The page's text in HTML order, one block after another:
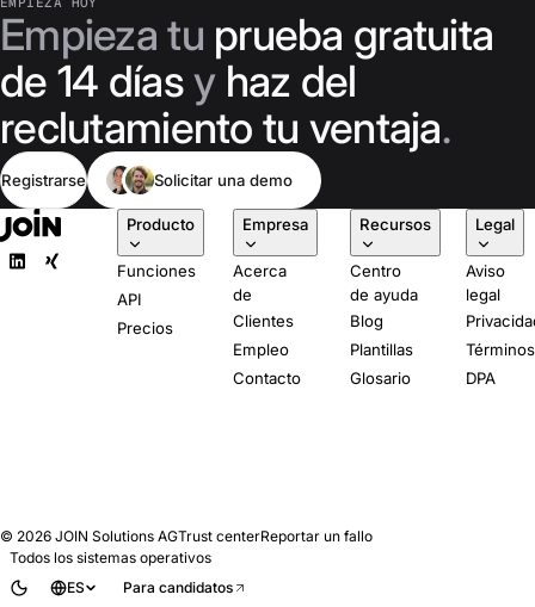
coste.
contratación de
un grupo de
1.000 personas.
Empieza tu prueba gratuita
de 14 díasy haz del
reclutamiento tu ventaja.
Registrarse Solicitar una demo
Producto
Funciones
API
Precios
Empresa
Acerca
de
Clientes
Empleo
Contacto
Recursos
Centro
de ayuda
Blog
Plantillas
Glosario
Legal
Aviso
legal
Términos
DPA
© 2026 JOIN Solutions AGTrust centerReportar un fallo
Todos los sistemas operativos
ES
Para candidatos